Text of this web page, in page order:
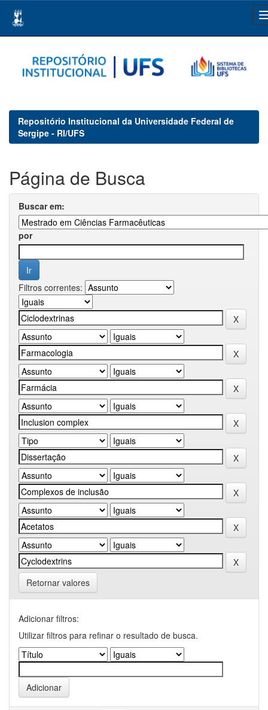
navigation
Repositório Institucional da Universidade Federal de
Sergipe - RI/UFS
Página de Busca
Buscar em:
por
Filtros correntes:
Retornar valores
Adicionar filtros:
Utilizar filtros para refinar o resultado de busca.